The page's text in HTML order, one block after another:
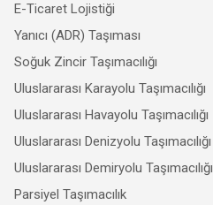
E-Ticaret Lojistiği
Yanıcı (ADR) Taşıması
Soğuk Zincir Taşımacılığı
Uluslararası Karayolu Taşımacılığı
Uluslararası Havayolu Taşımacılığı
Uluslararası Denizyolu Taşımacılığı
Uluslararası Demiryolu Taşımacılığı
Parsiyel Taşımacılık